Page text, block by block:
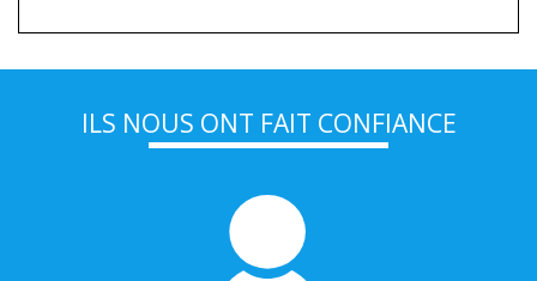
ILS NOUS ONT FAIT CONFIANCE